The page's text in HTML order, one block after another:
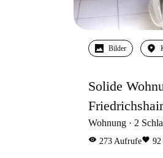
Bilder
Solide
Wohnung 2
visibility 273 Aufrufefavorite 92